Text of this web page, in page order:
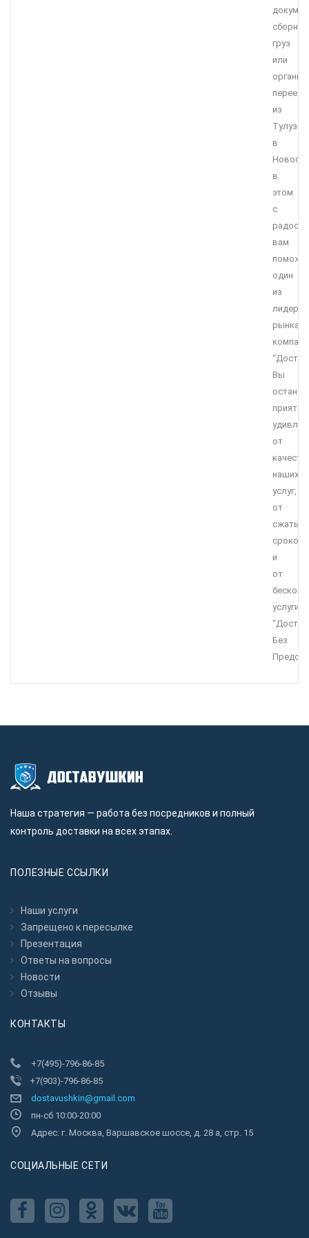
сборный
груз
или
переезд
из
Тулузы
в
в
этом
с
вам
один
из
лидеров
рынка,
Вы
приятно
от
наших
услуг,
от
сжатых
сроков
и
от
услуги
Без
Наша стратегия — работа без посредников и полный
контроль доставки на всех этапах.
ПОЛЕЗНЫЕ ССЫЛКИ
Наши услуги
Запрещено к пересылкe
Презентация
Ответы на вопросы
Новости
Отзывы
КОНТАКТЫ
+7(495)-796-86-85
+7(903)-796-86-85
dostavushkin@gmail.com
пн-сб 10:00-20:00
Адрес: г. Москва, Варшавское шоссе, д. 28 а, стр. 15
CОЦИАЛЬНЫЕ СЕТИ